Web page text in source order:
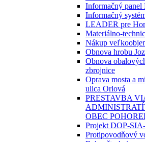
Informačný panel
Informačný
LEADER pre
Materiálno-
Nákup
Obnova hrobu
Obnova
zbrojnice
Oprava mosta a
ulica Orlová
PRESTAVBA
OBEC
Projekt DOP-SIA-
Protipovodňový